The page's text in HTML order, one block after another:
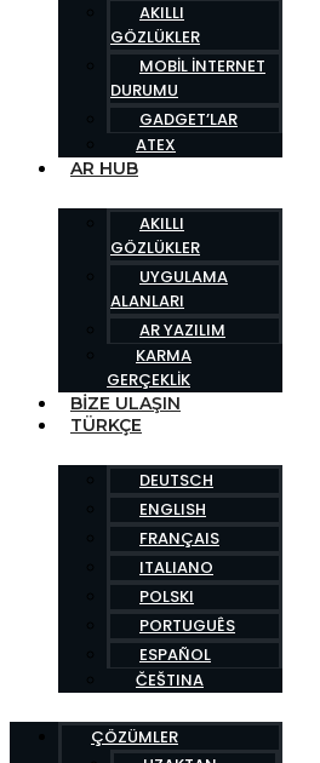
AKILLI
GÖZLÜKLER
MOBIL İNTERNET
DURUMU
GADGET’LAR
ATEX
AR HUB
AKILLI
GÖZLÜKLER
UYGULAMA
ALANLARI
AR YAZILIM
KARMA
GERÇEKLIK
BIZE ULAŞIN
TÜRKÇE
DEUTSCH
ENGLISH
FRANÇAIS
ITALIANO
POLSKI
PORTUGUÊS
ESPAÑOL
ČEŠTINA
ÇÖZÜMLER